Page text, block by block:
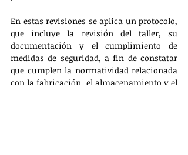
En estas revisiones se aplica un protocolo,
que incluye la revisión del taller, su
documentación y el cumplimiento de
medidas de seguridad, a fin de constatar
que cumplen la normatividad relacionada
con la fabricación, el almacenamiento y el